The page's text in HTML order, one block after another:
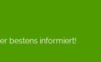
bestens informiert!